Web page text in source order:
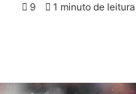
9 1 minuto de leitura